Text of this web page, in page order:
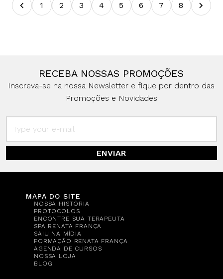
1
2 3 4 5 6 7 8
RECEBA NOSSAS PROMOÇÕES
Inscreva-se na nossa Newsletter e fique por dentro das
Promoções e Novidades
ENVIAR
MAPA DO SITE
NOSSA HISTÓRIA
PROTOCOLOS
ENCONTRE SUA TERAPEUTA
SPA RENATA FRANÇA
SAIU NA MÍDIA
FORMAÇÃO RENATA FRANÇA
AGENDA DE CURSOS
NOSSA LOJA
BLOG